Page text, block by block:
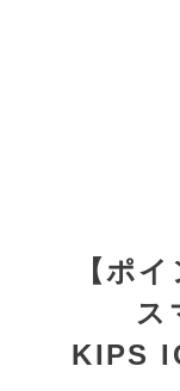
【ポ
ス
KIPS